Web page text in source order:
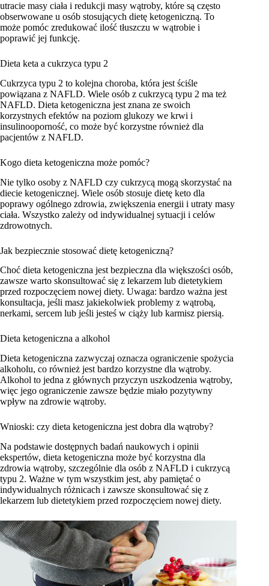
utracie masy ciała i redukcji masy wątroby, które są często
obserwowane u osób stosujących dietę ketogeniczną. To
może pomóc zredukować ilość tłuszczu w wątrobie i
poprawić jej funkcję.
Dieta keta a cukrzyca typu 2
Cukrzyca typu 2 to kolejna choroba, która jest ściśle
powiązana z NAFLD. Wiele osób z cukrzycą typu 2 ma też
NAFLD. Dieta ketogeniczna jest znana ze swoich
korzystnych efektów na poziom glukozy we krwi i
insulinooporność, co może być korzystne również dla
pacjentów z NAFLD.
Kogo dieta ketogeniczna może pomóc?
Nie tylko osoby z NAFLD czy cukrzycą mogą skorzystać na
diecie ketogenicznej. Wiele osób stosuje dietę keto dla
poprawy ogólnego zdrowia, zwiększenia energii i utraty masy
ciała. Wszystko zależy od indywidualnej sytuacji i celów
zdrowotnych.
Jak bezpiecznie stosować dietę ketogeniczną?
Choć dieta ketogeniczna jest bezpieczna dla większości osób,
zawsze warto skonsultować się z lekarzem lub dietetykiem
przed rozpoczęciem nowej diety. Uwaga: bardzo ważna jest
konsultacja, jeśli masz jakiekolwiek problemy z wątrobą,
nerkami, sercem lub jeśli jesteś w ciąży lub karmisz piersią.
Dieta ketogeniczna a alkohol
Dieta ketogeniczna zazwyczaj oznacza ograniczenie spożycia
alkoholu, co również jest bardzo korzystne dla wątroby.
Alkohol to jedna z głównych przyczyn uszkodzenia wątroby,
więc jego ograniczenie zawsze będzie miało pozytywny
wpływ na zdrowie wątroby.
Wnioski: czy dieta ketogeniczna jest dobra dla wątroby?
Na podstawie dostępnych badań naukowych i opinii
ekspertów, dieta ketogeniczna może być korzystna dla
zdrowia wątroby, szczególnie dla osób z NAFLD i cukrzycą
typu 2. Ważne w tym wszystkim jest, aby pamiętać o
indywidualnych różnicach i zawsze skonsultować się z
lekarzem lub dietetykiem przed rozpoczęciem nowej diety.